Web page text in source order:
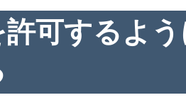
許可するよ